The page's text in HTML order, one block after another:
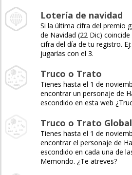
Lotería de navidad
Si la última cifra del premio
de Navidad (22 Dic)
cifra del día de tu registro.
jugarías con el 3.
Truco o Trato
Tienes hasta el 1 de
encontrar un personaje de
escondido en esta web
Truco o Trato Global
Tienes hasta el 1 de
encontrar el personaje de
escondido en cada una de
Memondo. ¿Te atreves?